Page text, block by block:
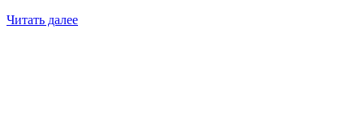
Читать далее